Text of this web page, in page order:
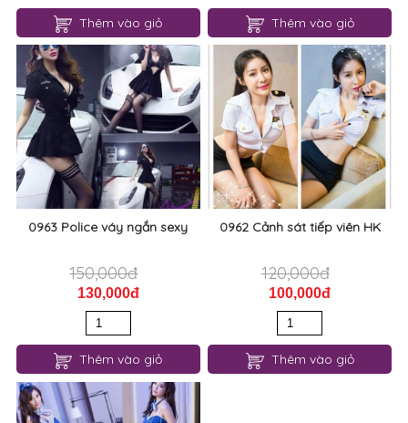
Thêm vào giỏ Thêm vào giỏ
0963 Police váy ngắn sexy
150,000đ
130,000đ
Thêm vào giỏ
0962 Cảnh sát tiếp viên HK
120,000đ
100,000đ
Thêm vào giỏ